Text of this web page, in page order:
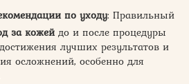
по уходу: Правильный
за кожейдо и после процедуры
лучших результатов и
осложнений, особенно для